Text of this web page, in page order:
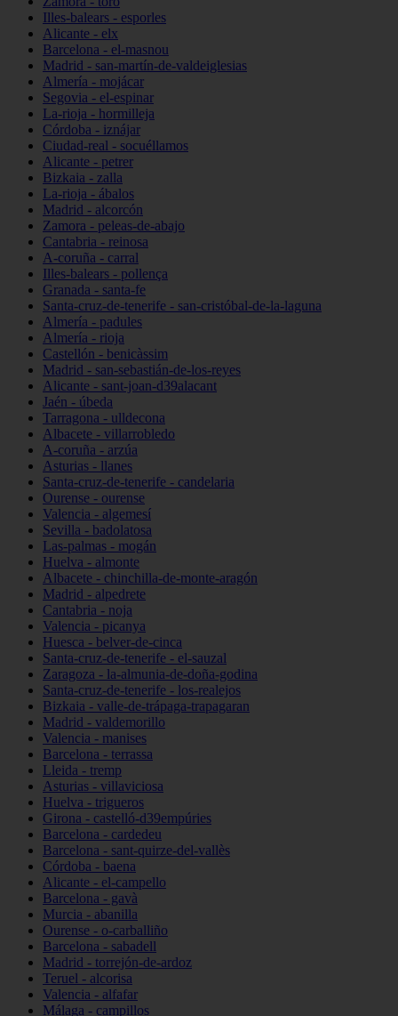
Illes-balears - esporles
Alicante - elx
Barcelona - el-masnou
Madrid - san-martín-de-valdeiglesias
Almería - mojácar
Segovia - el-espinar
La-rioja - hormilleja
Córdoba - iznájar
Ciudad-real - socuéllamos
Alicante - petrer
Bizkaia - zalla
La-rioja - ábalos
Madrid - alcorcón
Zamora - peleas-de-abajo
Cantabria - reinosa
A-coruña - carral
Illes-balears - pollença
Granada - santa-fe
Santa-cruz-de-tenerife - san-cristóbal-de-la-laguna
Almería - padules
Almería - rioja
Castellón - benicàssim
Madrid - san-sebastián-de-los-reyes
Alicante - sant-joan-d39alacant
Jaén - úbeda
Tarragona - ulldecona
Albacete - villarrobledo
A-coruña - arzúa
Asturias - llanes
Santa-cruz-de-tenerife - candelaria
Ourense - ourense
Valencia - algemesí
Sevilla - badolatosa
Las-palmas - mogán
Huelva - almonte
Albacete - chinchilla-de-monte-aragón
Madrid - alpedrete
Cantabria - noja
Valencia - picanya
Huesca - belver-de-cinca
Santa-cruz-de-tenerife - el-sauzal
Zaragoza - la-almunia-de-doña-godina
Santa-cruz-de-tenerife - los-realejos
Bizkaia - valle-de-trápaga-trapagaran
Madrid - valdemorillo
Valencia - manises
Barcelona - terrassa
Lleida - tremp
Asturias - villaviciosa
Huelva - trigueros
Girona - castelló-d39empúries
Barcelona - cardedeu
Barcelona - sant-quirze-del-vallès
Córdoba - baena
Alicante - el-campello
Barcelona - gavà
Murcia - abanilla
Ourense - o-carballiño
Barcelona - sabadell
Madrid - torrejón-de-ardoz
Teruel - alcorisa
Valencia - alfafar
Málaga - campillos